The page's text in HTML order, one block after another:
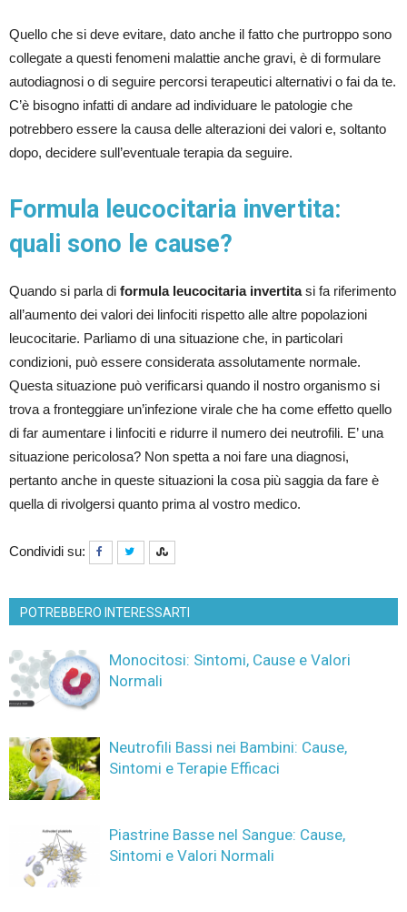
Quello che si deve evitare, dato anche il fatto che purtroppo sono
collegate a questi fenomeni malattie anche gravi, è di formulare
autodiagnosi o di seguire percorsi terapeutici alternativi o fai da te.
C’è bisogno infatti di andare ad individuare le patologie che
potrebbero essere la causa delle alterazioni dei valori e, soltanto
dopo, decidere sull’eventuale terapia da seguire.
Formula leucocitaria invertita:
quali sono le cause?
Quando si parla di formula leucocitaria invertitasi fa riferimento
all’aumento dei valori dei linfociti rispetto alle altre popolazioni
leucocitarie. Parliamo di una situazione che, in particolari
condizioni, può essere considerata assolutamente normale.
Questa situazione può verificarsi quando il nostro organismo si
trova a fronteggiare un’infezione virale che ha come effetto quello
di far aumentare i linfociti e ridurre il numero dei neutrofili. E’ una
situazione pericolosa? Non spetta a noi fare una diagnosi,
pertanto anche in queste situazioni la cosa più saggia da fare è
quella di rivolgersi quanto prima al vostro medico.
Condividi su:
POTREBBERO INTERESSARTI
Monocitosi: Sintomi, Cause e Valori
Normali
Neutrofili Bassi nei Bambini: Cause,
Sintomi e Terapie Efficaci
Piastrine Basse nel Sangue: Cause,
Sintomi e Valori Normali